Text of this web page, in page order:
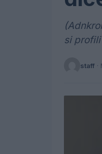
si
staff ·